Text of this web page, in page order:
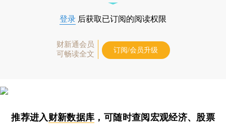
登录 后获取已订阅的阅读权限
财新通会员
可畅读全文
订阅/会员升级
推荐进入财新数据库 ，可随时查阅宏观经济、股票